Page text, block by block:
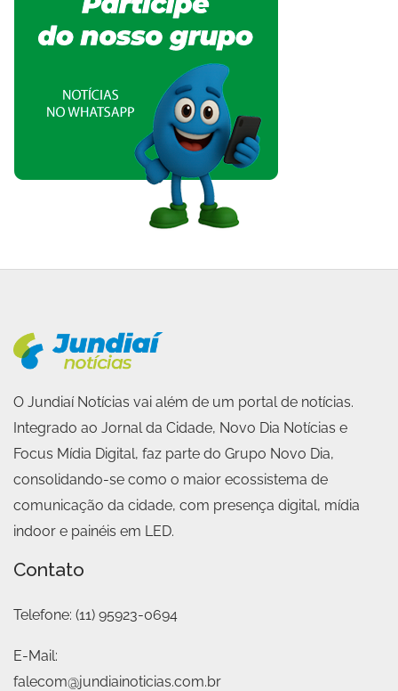
O Jundiaí Notícias vai além de um portal de notícias.
Integrado ao Jornal da Cidade, Novo Dia Notícias e
Focus Mídia Digital, faz parte do Grupo Novo Dia,
consolidando-se como o maior ecossistema de
comunicação da cidade, com presença digital, mídia
indoor e painéis em LED.
Contato
Telefone: (11) 95923-0694
E-Mail:
falecom@jundiainoticias.com.br